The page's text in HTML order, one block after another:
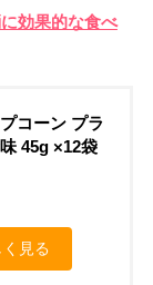
効果的な食べ
コーン プラ
45g ×12袋
見る